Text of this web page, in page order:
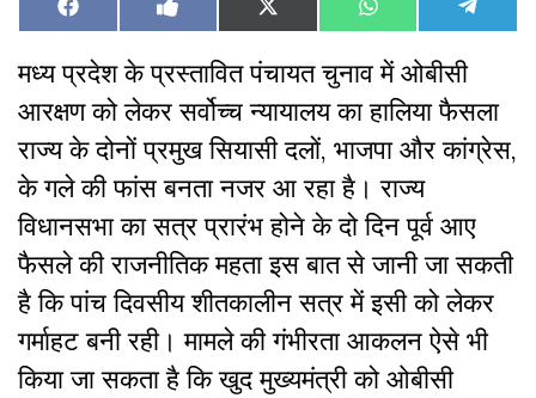
Share
on
Facebook Share
on
Like
on
Facebook
Share
on
X
(Twitter)
Share
on
WhatsAppShare
on
मध्य प्रदेश के प्रस्तावित पंचायत चुनाव में ओबीसी
आरक्षण को लेकर सर्वोच्च न्यायालय का हालिया फैसला
राज्य के दोनों प्रमुख सियासी दलों, भाजपा और कांग्रेस,
के गले की फांस बनता नजर आ रहा है। राज्य
विधानसभा का सत्र प्रारंभ होने के दो दिन पूर्व आए
फैसले की राजनीतिक महता इस बात से जानी जा सकती
है कि पांच दिवसीय शीतकालीन सत्र में इसी को लेकर
गर्माहट बनी रही। मामले की गंभीरता आकलन ऐसे भी
किया जा सकता है कि खुद मुख्यमंत्री को ओबीसी